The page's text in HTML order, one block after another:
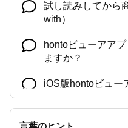
試し読みしてから
with）
hontoビューアア
ますか？
iOS版hontoビュー
言葉のヒント